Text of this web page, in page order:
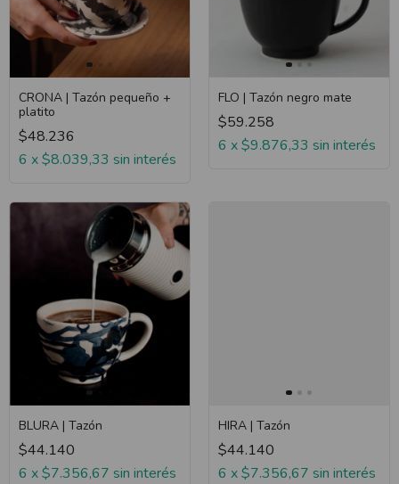
CRONA | Tazón pequeño +
platito
$48.236
6 x$8.039,33 sin interés
FLO | Tazón negro mate
$59.258
6 x$9.876,33 sin interés
BLURA | Tazón
$44.140
6 x$7.356,67 sin interés
HIRA | Tazón
$44.140
6 x$7.356,67 sin interés